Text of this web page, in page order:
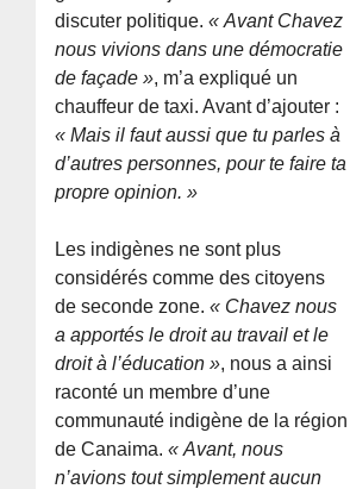
discuter politique.« Avant Chavez
nous vivions dans une démocratie
de façade », m’a expliqué un
chauffeur de taxi. Avant d’ajouter :
« Mais il faut aussi que tu parles à
d’autres personnes, pour te faire ta
propre opinion. »
Les indigènes ne sont plus
considérés comme des citoyens
de seconde zone.« Chavez nous
a apportés le droit au travail et le
droit à l’éducation », nous a ainsi
raconté un membre d’une
communauté indigène de la région
de Canaima.« Avant, nous
n’avions tout simplement aucun